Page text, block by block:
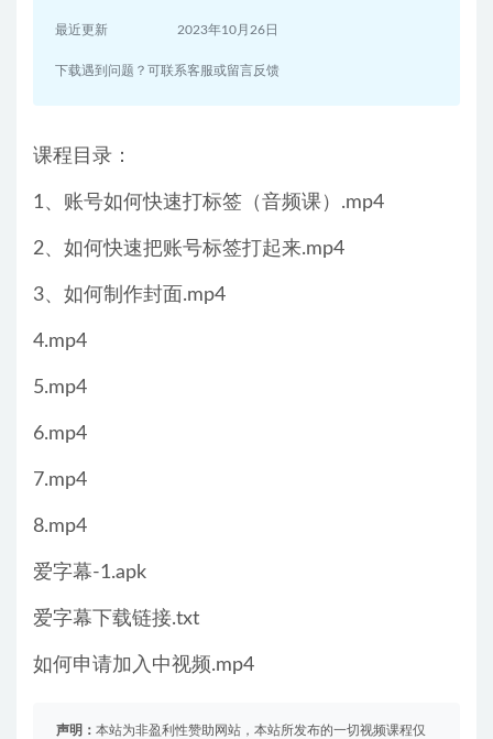
最近更新 2023年10月26日
下载遇到问题？可联系客服或留言反馈
课程目录：
1、账号如何快速打标签（音频课）.mp4
2、如何快速把账号标签打起来.mp4
3、如何制作封面.mp4
4.mp4
5.mp4
6.mp4
7.mp4
8.mp4
爱字幕-1.apk
爱字幕下载链接.txt
如何申请加入中视频.mp4
声明： 本站为非盈利性赞助网站，本站所发布的一切视频课程仅